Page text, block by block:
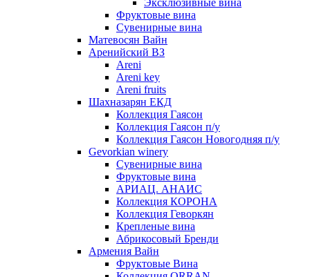
Эксклюзивные вина
Фруктовые вина
Cувенирные вина
Матевосян Вайн
Аренийский ВЗ
Areni
Areni key
Areni fruits
Шахназарян ЕКД
Коллекция Гаясон
Коллекция Гаясон п/у
Коллекция Гаясон Новогодняя п/у
Gevorkian winery
Сувенирные вина
Фруктовые вина
АРИАЦ. АНАИС
Коллекция КОРОНА
Коллекция Геворкян
Крепленые вина
Абрикосовый Бренди
Армения Вайн
Фруктовые Вина